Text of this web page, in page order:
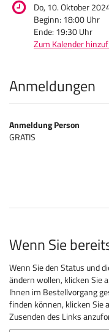
Do, 10. Oktober
Beginn: 18:00Uhr
Ende: 19:30Uhr
Zum Kalender
Produkte
Anmeldungen
Anmeldung Person
GRATIS
Wenn Sie
Wenn Sie den Status und
ändern wollen, klicken Sie
Ihnen im Bestellvorgang
finden können, klicken Sie
Zusenden des Links